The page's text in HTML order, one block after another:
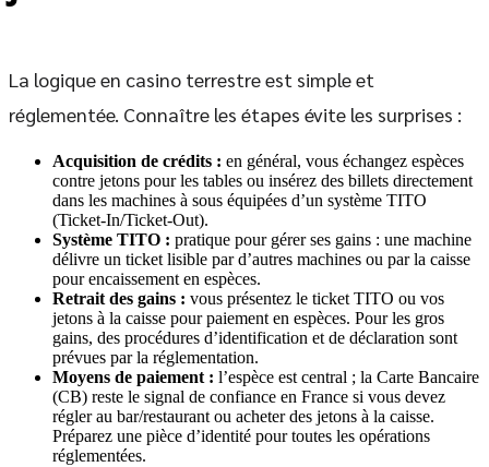
La logique en casino terrestre est simple et
réglementée. Connaître les étapes évite les surprises :
Acquisition de crédits : en général, vous échangez espèces
contre jetons pour les tables ou insérez des billets directement
dans les machines à sous équipées d’un système TITO
(Ticket-In/Ticket-Out).
Système TITO : pratique pour gérer ses gains : une machine
délivre un ticket lisible par d’autres machines ou par la caisse
pour encaissement en espèces.
Retrait des gains : vous présentez le ticket TITO ou vos
jetons à la caisse pour paiement en espèces. Pour les gros
gains, des procédures d’identification et de déclaration sont
prévues par la réglementation.
Moyens de paiement : l’espèce est central ; la Carte Bancaire
(CB) reste le signal de confiance en France si vous devez
régler au bar/restaurant ou acheter des jetons à la caisse.
Préparez une pièce d’identité pour toutes les opérations
réglementées.